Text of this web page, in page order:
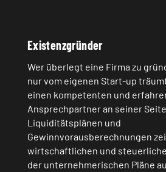
Existenzgründer
Wer überlegt eine Firma zu
nur vom eigenen Start-up
einen kompetenten und
Ansprechpartner an seiner
Liquiditätsplänen und
Gewinnvorausberechnungen
wirtschaftlichen und
der unternehmerischen Pläne